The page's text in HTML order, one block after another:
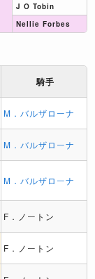
J O Tobin
Nellie Forbes
騎手
M．バルザローナ
M．バルザローナ
M．バルザローナ
F．ノートン
F．ノートン